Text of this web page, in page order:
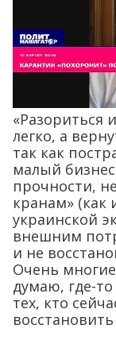
«Разориться
легко, а
так как
малый
прочности,
кранам» (как
украинской
внешним
и не
Очень
думаю, где-
тех, кто